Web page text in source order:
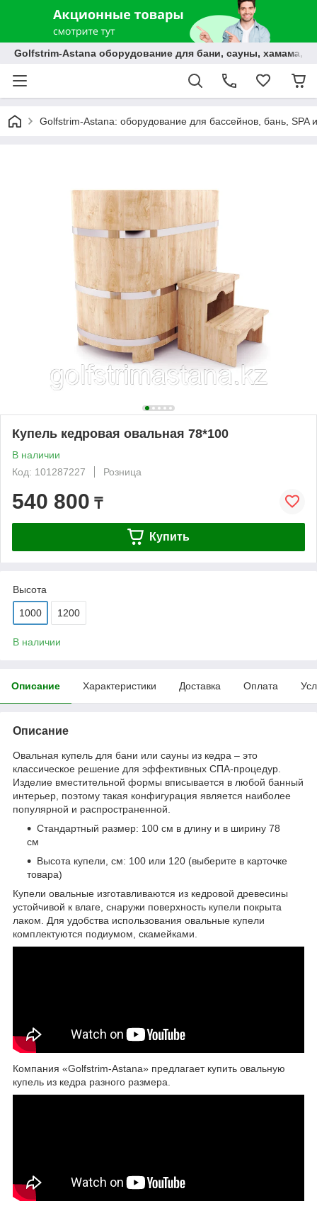
Golfstrim-Astana оборудование для бани, сауны, хамама,
Golfstrim-Astana: оборудование для бассейнов, бань, SPA
Купель кедровая овальная 78*100
В наличии
Код: 101287227
Розница
540 800 ₸
Купить
Высота
1000 1200
В наличии
Описание Характеристики Доставка Оплата
Описание
Овальная купель для бани или сауны из кедра – это
классическое решение для эффективных СПА-процедур.
Изделие вместительной формы вписывается в любой банный
интерьер, поэтому такая конфигурация является наиболее
популярной и распространенной.
Стандартный размер: 100 см в длину и в ширину 78
см
Высота купели, см: 100 или 120 (выберите в карточке
товара)
Купели овальные изготавливаются из кедровой древесины
устойчивой к влаге, снаружи поверхность купели покрыта
лаком. Для удобства использования овальные купели
комплектуются подиумом, скамейками.
Компания «Golfstrim-Astana» предлагает купить овальную
купель из кедра разного размера.